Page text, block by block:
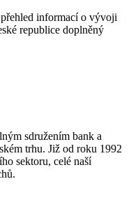
informací o vývoji
republice doplněný
sdružením bank a
trhu. Již od roku 1992
sektoru, celé naší